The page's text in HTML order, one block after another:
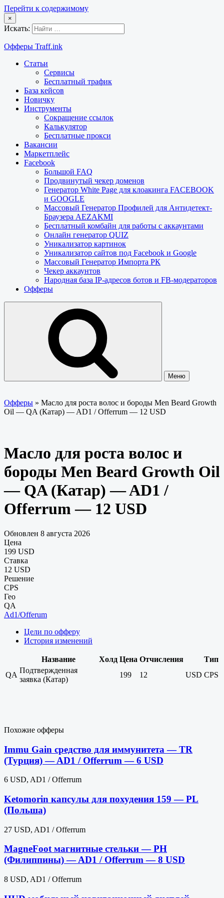
Перейти к содержимому
×
Искать:
Офферы Traff.ink
Статьи
Сервисы
Бесплатный трафик
База кейсов
Новичку
Инструменты
Сокращение ссылок
Калькулятор
Бесплатные прокси
Вакансии
Маркетплейс
Facebook
Большой FAQ
Продвинутый чекер доменов
Генератор White Page для клоакинга FACEBOOK
и GOOGLE
Массовый Генератор Профилей для Антидетект-
Браузера AEZAKMI
Бесплатный комбайн для работы с аккаунтами
Онлайн генератор QUIZ
Уникализатор картинок
Уникализатор сайтов под Facebook и Google
Массовый Генератор Импорта РК
Чекер аккаунтов
Народная база IP-адресов ботов и FB-модераторов
Офферы
Меню
Офферы » Масло для роста волос и бороды Men Beard Growth
Oil — QA (Катар) — AD1 / Offerrum — 12 USD
Масло для роста волос и
бороды Men Beard Growth Oil
— QA (Катар) — AD1 /
Offerrum — 12 USD
Обновлен 8 августа 2026
Цена
199 USD
Ставка
12 USD
Решение
CPS
Гео
QA
Ad1/Offerum
Цели по офферу
История изменений
Название Холд Цена Отчисления
Тип
QA
Подтвержденная
заявка (Катар)
199 12 USD CPS
Похожие офферы
Immu Gain средство для иммунитета — TR
(Турция) — AD1 / Offerrum — 6 USD
6 USD, AD1 / Offerrum
Ketomorin капсулы для похудения 159 — PL
(Польша)
27 USD, AD1 / Offerrum
MagneFoot магнитные стельки — PH
(Филиппины) — AD1 / Offerrum — 8 USD
8 USD, AD1 / Offerrum